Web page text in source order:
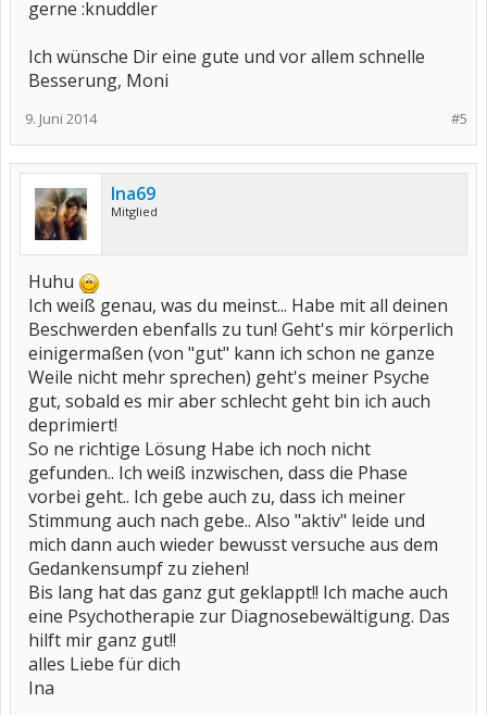
gerne :knuddler
Ich wünsche Dir eine gute und vor allem schnelle
Besserung, Moni
#5
9. Juni 2014
Ina69
Mitglied
Huhu
Ich weiß genau, was du meinst... Habe mit all deinen
Beschwerden ebenfalls zu tun! Geht's mir körperlich
einigermaßen (von "gut" kann ich schon ne ganze
Weile nicht mehr sprechen) geht's meiner Psyche
gut, sobald es mir aber schlecht geht bin ich auch
deprimiert!
So ne richtige Lösung Habe ich noch nicht
gefunden.. Ich weiß inzwischen, dass die Phase
vorbei geht.. Ich gebe auch zu, dass ich meiner
Stimmung auch nach gebe.. Also "aktiv" leide und
mich dann auch wieder bewusst versuche aus dem
Gedankensumpf zu ziehen!
Bis lang hat das ganz gut geklappt!! Ich mache auch
eine Psychotherapie zur Diagnosebewältigung. Das
hilft mir ganz gut!!
alles Liebe für dich
Ina